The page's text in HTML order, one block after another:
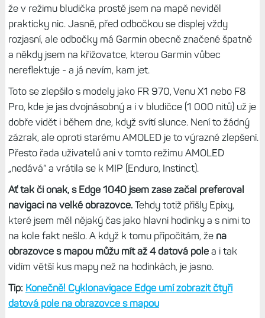
že v režimu bludička prostě jsem na mapě neviděl
prakticky nic. Jasně, před odbočkou se displej vždy
rozjasní, ale odbočky má Garmin obecně značené špatně
a někdy jsem na křižovatce, kterou Garmin vůbec
nereflektuje - a já nevím, kam jet.
Toto se zlepšilo s modely jako FR 970, Venu X1 nebo F8
Pro, kde je jas dvojnásobný a i v bludičce (1 000 nitů) už je
dobře vidět i během dne, když svítí slunce. Není to žádný
zázrak, ale oproti starému AMOLED je to výrazné zlepšení.
Přesto řada uživatelů ani v tomto režimu AMOLED
„nedává“ a vrátila se k MIP (Enduro, Instinct).
Ať tak či onak, s Edge 1040 jsem zase začal preferoval
navigaci na velké obrazovce.Tehdy totiž přišly Epixy,
které jsem měl nějaký čas jako hlavní hodinky a s nimi to
na kole fakt nešlo. A když k tomu připočítám, že na
obrazovce s mapou můžu mít až 4 datová polea i tak
vidím větší kus mapy než na hodinkách, je jasno.
Tip: Konečně! Cyklonavigace Edge umí zobrazit čtyři
datová pole na obrazovce s mapou